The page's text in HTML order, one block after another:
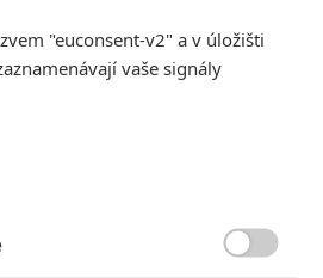
433
拆彈專家
Děti krve a kostí:
akční fantasy
Spider-Man:
máme čekat
"euconsent-v2" a v úložišti
vaše signály